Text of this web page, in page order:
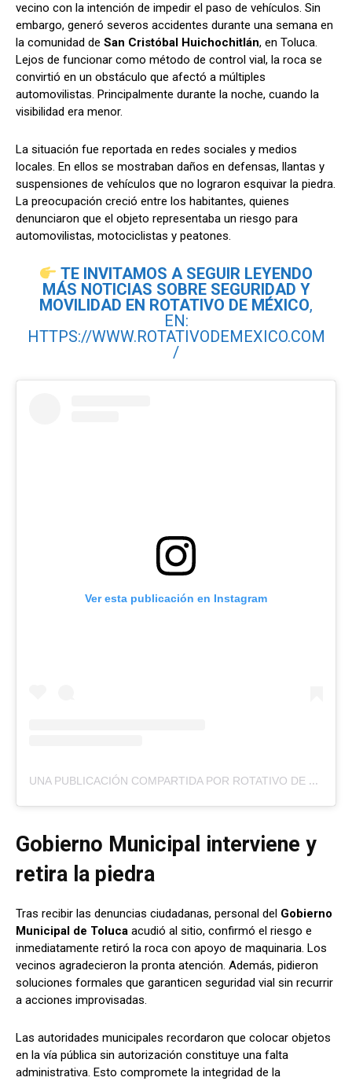
vecino con la intención de impedir el paso de vehículos. Sin
embargo, generó severos accidentes durante una semana en
la comunidad de San Cristóbal Huichochitlán, en Toluca.
Lejos de funcionar como método de control vial, la roca se
convirtió en un obstáculo que afectó a múltiples
automovilistas. Principalmente durante la noche, cuando la
visibilidad era menor.
La situación fue reportada en redes sociales y medios
locales. En ellos se mostraban daños en defensas, llantas y
suspensiones de vehículos que no lograron esquivar la piedra.
La preocupación creció entre los habitantes, quienes
denunciaron que el objeto representaba un riesgo para
automovilistas, motociclistas y peatones.
TE INVITAMOS A SEGUIR LEYENDO
MÁS NOTICIAS SOBRE SEGURIDAD Y
MOVILIDAD EN ROTATIVO DE MÉXICO,
EN:
HTTPS://WWW.ROTATIVODEMEXICO.COM
/
Ver esta publicación en Instagram
U
NA PUBLICACIÓN COMPARTIDA POR ROTATIVO DE MÉXICO (@ROTATIVODEMEXICO)
Gobierno Municipal interviene y
retira la piedra
Tras recibir las denuncias ciudadanas, personal del Gobierno
Municipal de Toluca acudió al sitio, confirmó el riesgo e
inmediatamente retiró la roca con apoyo de maquinaria. Los
vecinos agradecieron la pronta atención. Además, pidieron
soluciones formales que garanticen seguridad vial sin recurrir
a acciones improvisadas.
Las autoridades municipales recordaron que colocar objetos
en la vía pública sin autorización constituye una falta
administrativa. Esto compromete la integridad de la